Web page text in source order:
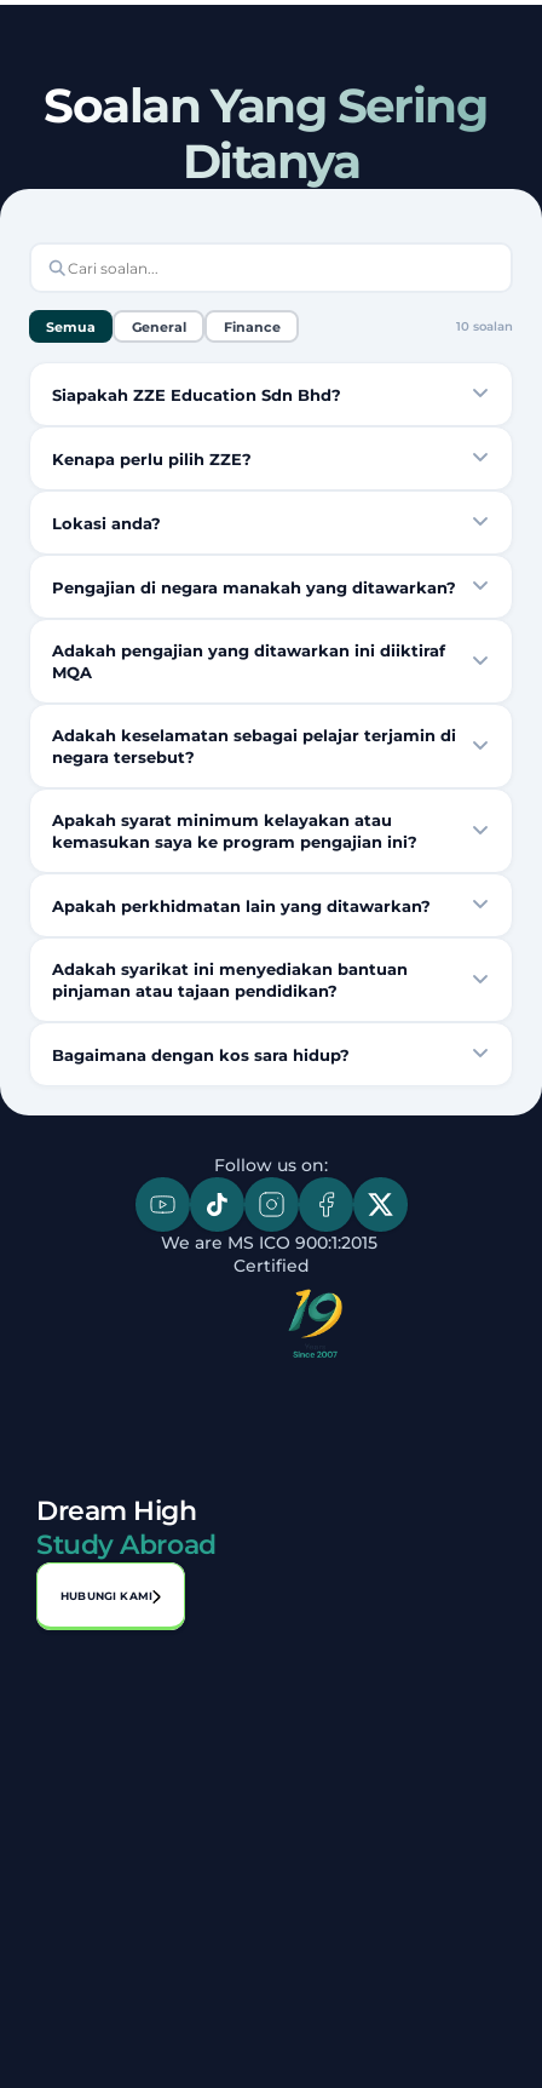
Soalan Yang Sering
Ditanya
Semua General Finance 10 soalan
Siapakah ZZE Education Sdn Bhd?
Kenapa perlu pilih ZZE?
Lokasi anda?
Pengajian di negara manakah yang ditawarkan?
Adakah pengajian yang ditawarkan ini diiktiraf
MQA
Adakah keselamatan sebagai pelajar terjamin di
negara tersebut?
Apakah syarat minimum kelayakan atau
kemasukan saya ke program pengajian ini?
Apakah perkhidmatan lain yang ditawarkan?
Adakah syarikat ini menyediakan bantuan
pinjaman atau tajaan pendidikan?
Bagaimana dengan kos sara hidup?
Follow us on:
We are MS ICO 900:1:2015
Certified
Dream High
Study Abroad
HUBUNGI KAMI